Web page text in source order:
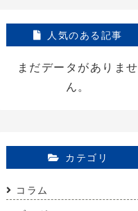
人気のある記事
まだデータがありませ
ん。
カテゴリ
コラム